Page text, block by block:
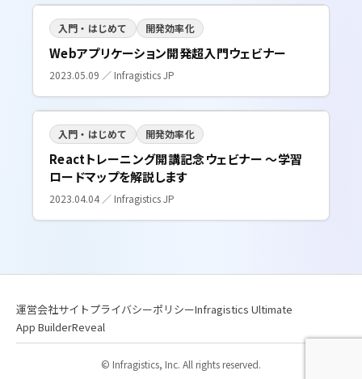
入門・はじめて 開発効率化
Webアプリケーション開発超入門ウェビナー
2023.05.09 ／ Infragistics JP
入門・はじめて 開発効率化
Reactトレーニング開講記念ウェビナー ～学習
ロードマップを解説します
2023.04.04 ／ Infragistics JP
運営会社サイトプライバシーポリシーInfragistics Ultimate
App BuilderReveal
© Infragistics, Inc. All rights reserved.